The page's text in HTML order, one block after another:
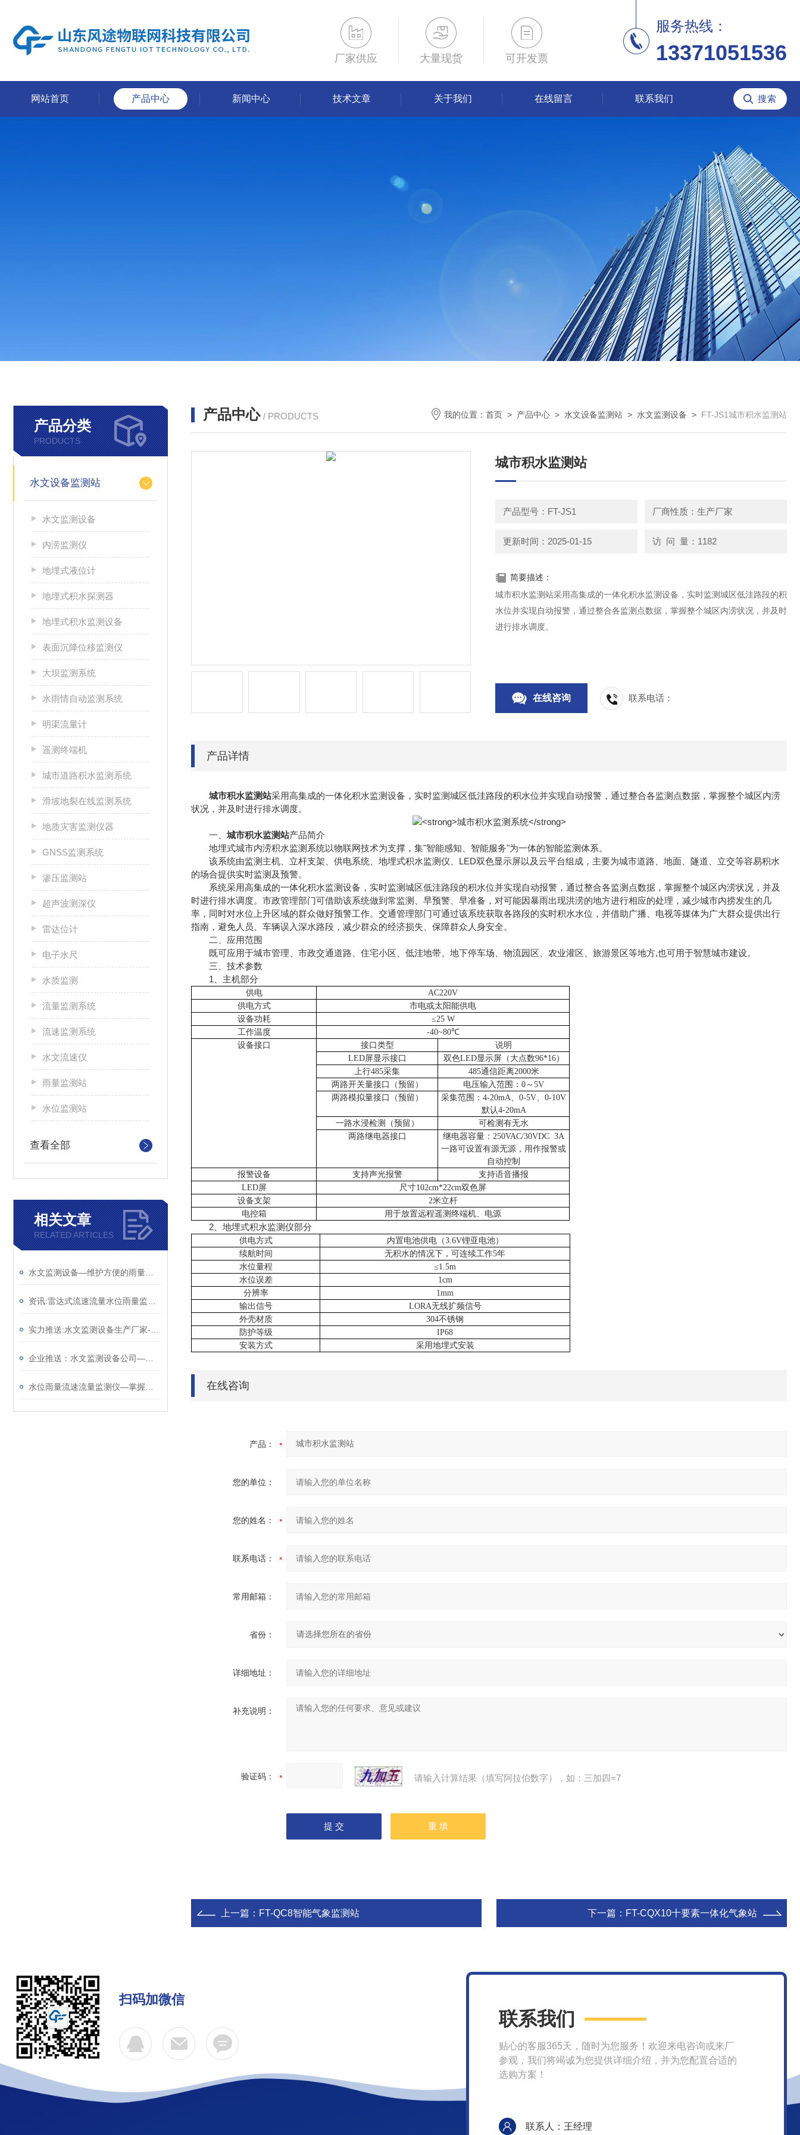
厂家供应 大量现货 可开发票
服务热线：
13371051536
网站首页 产品中心 新闻中心 技术文章 关于我们 在线留言 联系我们
产品分类
PRODUCTS
水文设备监测站
水文监测设备
内涝监测仪
地埋式液位计
地埋式积水探测器
地埋式积水监测设备
表面沉降位移监测仪
大坝监测系统
水雨情自动监测系统
明渠流量计
遥测终端机
城市道路积水监测系统
滑坡地裂在线监测系统
地质灾害监测仪器
GNSS监测系统
渗压监测站
超声波测深仪
雷达位计
电子水尺
水质监测
流量监测系统
流速监测系统
水文流速仪
雨量监测站
水位监测站
查看全部
相关文章
RELATED ARTICLES
产品中心 / PRODUCTS 我的位置： 首页 > 产品中心 > 水文设备监测站 > 水文监测设备 > FT-JS1城市积水监测站
城市积水监测站
产品型号：FT-JS1 厂商性质：生产厂家
更新时间：2025-01-15 访 问 量：1182
简要描述：
城市积水监测站采用高集成的一体化积水监测设备，实时监测城区低洼路段的积
水位并实现自动报警，通过整合各监测点数据，掌握整个城区内涝状况，并及时
进行排水调度。
在线咨询 联系电话：
产品详情
城市积水监测站采用高集成的一体化积水监测设备，实时监测城区低洼路段的积水位并实现自动报警，通过整合各监测点数据，掌握整个城区内涝
状况，并及时进行排水调度。
一、 城市积水监测站产品简介
地埋式城市内涝积水监测系统以物联网技术为支撑，集"智能感知、智能服务"为一体的智能监测体系。
该系统由监测主机、立杆支架、供电系统、地埋式积水监测仪、LED双色显示屏以及云平台组成，主要为城市道路、地面、隧道、立交等容易积水
的场合提供实时监测及预警。
系统采用高集成的一体化积水监测设备，实时监测城区低洼路段的积水位并实现自动报警，通过整合各监测点数据，掌握整个城区内涝状况，并及
时进行排水调度。市政管理部门可借助该系统做到常监测、早预警、早准备，对可能因暴雨出现洪涝的地方进行相应的处理，减少城市内捞发生的几
率，同时对水位上升区域的群众做好预警工作。交通管理部门可通过该系统获取各路段的实时积水水位，并借助广播、电视等媒体为广大群众提供出行
指南，避免人员、车辆误入深水路段，减少群众的经济损失、保障群众人身安全。
二、应用范围
既可应用于城市管理、市政交通道路、住宅小区、低洼地带、地下停车场、物流园区、农业灌区、旅游景区等地方,也可用于智慧城市建设。
三、技术参数
1、主机部分
供电
AC220V
供电方式
市电或太阳能供电
设备功耗
≤25 W
工作温度
-40~80℃
设备接口
接口类型
说明
LED屏显示接口
双色LED显示屏（大点数96*16）
上行485采集
485通信距离2000米
两路开关量接口（预留）
电压输入范围： 0～5V
两路模拟量接口（预留）
采集范围： 4-20mA、0-5V、0-10V
默认4-20mA
一路水浸检测（预留）
可检测有无水
两路继电器接口
继电器容量： 250VAC/30VDC 3A
一路可设置有源无源，用作报警或
自动控制
报警设备
支持声光报警
支持语音播报
LED屏
尺寸102cm*22cm双色屏
设备支架
2米立杆
电控箱
用于放置远程遥测终端机、电源
2、地埋式积水监测仪部分
供电方式 内置电池供电（3.6V锂亚电池）
续航时间
无积水的情况下，可连续工作5年
水位量程
≤1.5m
水位误差
1cm
分辨率
1mm
输出信号
LORA无线扩频信号
外壳材质
304不锈钢
防护等级
IP68
安装方式
采用地埋式安装
在线咨询
产品：
您的单位：
您的姓名：
联系电话：
常用邮箱：
省份：
详细地址：
补充说明：
验证码： 请输入计算结果（填写阿拉伯数字），如：三加四=7
上一篇： FT-QC8智能气象监测站 下一篇： FT-CQX10十要素一体化气象站
扫码加微信
联系我们
贴心的客服365天，随时为您服务！欢迎来电咨询或来厂
参观，我们将竭诚为您提供详细介绍，并为您配置合适的
选购方案！
联系人：王经理